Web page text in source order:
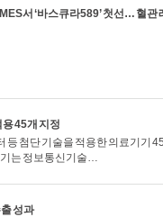
서 ‘바스큐라589’ 첫선… 혈관
45개 지정
등 첨단 기술을 적용한 의료기
는 정보통신기술…
성과